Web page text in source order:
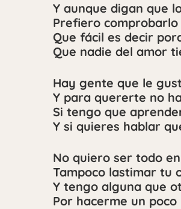
Y aunque digan que
Prefiero
Que fácil es decir
Que nadie del amor
Hay gente que le
Y para quererte no
Si tengo que
Y si quieres hablar
No quiero ser todo
Tampoco lastimar tu
Y tengo alguna que
Por hacerme un poco